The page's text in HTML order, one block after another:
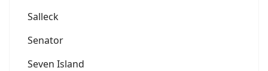
Salleck
Senator
Seven Island